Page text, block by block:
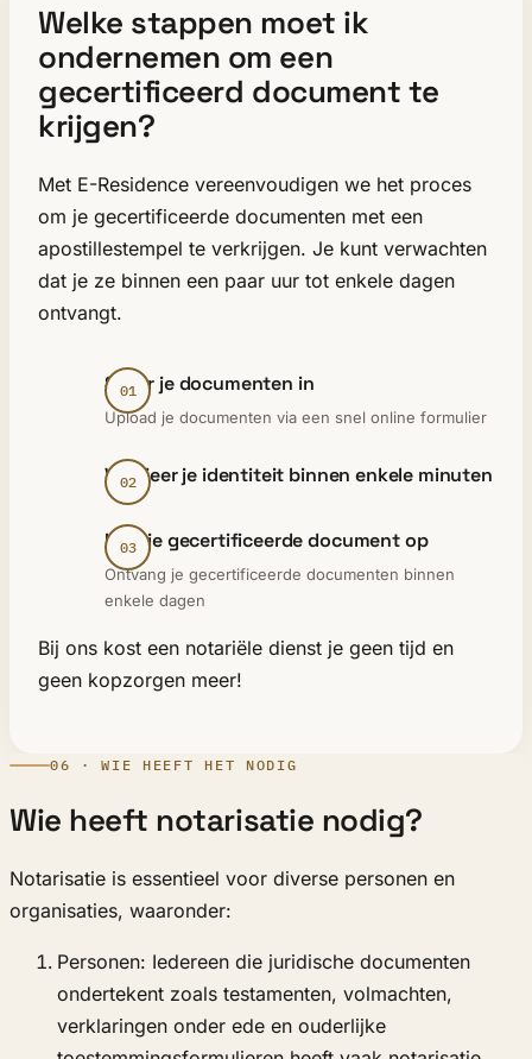
Welke stappen moet ik
ondernemen om een
gecertificeerd document te
krijgen?
Met E-Residence vereenvoudigen we het proces
om je gecertificeerde documenten met een
apostillestempel te verkrijgen. Je kunt verwachten
dat je ze binnen een paar uur tot enkele dagen
ontvangt.
Stuur je documenten in
Upload je documenten via een snel online formulier
Verifieer je identiteit binnen enkele minuten
Haal je gecertificeerde document op
Ontvang je gecertificeerde documenten binnen
enkele dagen
Bij ons kost een notariële dienst je geen tijd en
geen kopzorgen meer!
06 · WIE HEEFT HET NODIG
Wie heeft notarisatie nodig?
Notarisatie is essentieel voor diverse personen en
organisaties, waaronder:
Personen: Iedereen die juridische documenten
ondertekent zoals testamenten, volmachten,
verklaringen onder ede en ouderlijke